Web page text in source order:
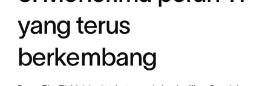
yang terus
berkembang